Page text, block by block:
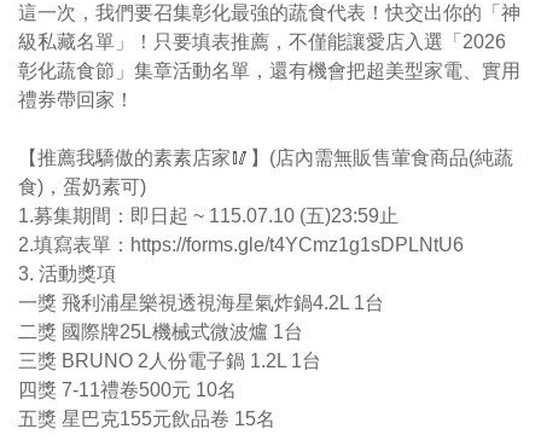
這一次，我們要召集彰化最強的蔬食代表！快交出你的「神
級私藏名單」！只要填表推薦，不僅能讓愛店入選「2026
彰化蔬食節」集章活動名單，還有機會把超美型家電、實用
禮券帶回家！
【推薦我驕傲的素素店家🥢】(店內需無販售葷食商品(純蔬
食)，蛋奶素可)
1.募集期間：即日起 ~ 115.07.10 (五)23:59止
2.填寫表單：https://forms.gle/t4YCmz1g1sDPLNtU6
3. 活動獎項
一獎 飛利浦星樂視透視海星氣炸鍋4.2L 1台
二獎 國際牌25L機械式微波爐 1台
三獎 BRUNO 2人份電子鍋 1.2L 1台
四獎 7-11禮卷500元 10名
五獎 星巴克155元飲品卷 15名